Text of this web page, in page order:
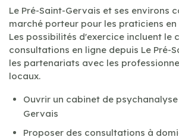
Le Pré-Saint-Gervais et ses environs
marché porteur pour les praticiens
Les possibilités d'exercice incluent le
consultations en ligne depuis Le Pré-
les partenariats avec les
locaux.
Ouvrir un cabinet de
Gervais
Proposer des consultations à